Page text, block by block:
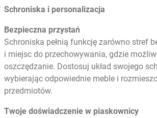
Schroniska i personalizacja
Bezpieczna przystań
Schroniska pełnią funkcję zarówno stref
i miejsc do przechowywania, gdzie
oszczędzanie. Dostosuj układ swojego
wybierając odpowiednie meble i
przedmiotów.
Twoje doświadczenie w piaskownicy